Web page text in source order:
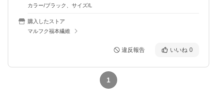
カラー/ブラック、サイズ/L
購入したストア
マルフク福本繊維
違反報告 いいね 0
1